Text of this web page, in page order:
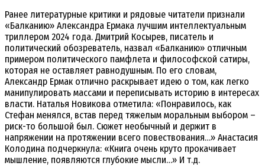
Ранее литературные критики и рядовые читатели признали
«Балканию» Александра Ермака лучшим интеллектуальным
триллером 2024 года. Дмитрий Косырев, писатель и
политический обозреватель, назвал «Балканию» отличным
примером политического памфлета и философской сатиры,
которая не оставляет равнодушным. По его словам,
Александр Ермак отлично раскрывает идею о том, как легко
манипулировать массами и переписывать историю в интересах
власти. Наталья Новикова отметила: «Понравилось, как
Стефан менялся, встав перед тяжелым моральным выбором –
риск-то большой был. Сюжет необычный и держит в
напряжении на протяжении всего повествования…» Анастасия
Колодина подчеркнула: «Книга очень круто прокачивает
мышление, появляются глубокие мысли…» И т.д.